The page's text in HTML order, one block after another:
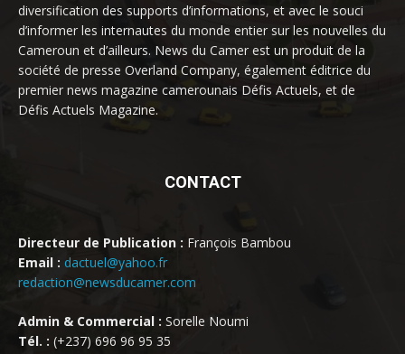
diversification des supports d’informations, et avec le souci
d’informer les internautes du monde entier sur les nouvelles du
Cameroun et d’ailleurs. News du Camer est un produit de la
société de presse Overland Company, également éditrice du
premier news magazine camerounais Défis Actuels, et de
Défis Actuels Magazine.
CONTACT
Directeur de Publication : François Bambou
Email : dactuel@yahoo.fr
redaction@newsducamer.com
Admin & Commercial : Sorelle Noumi
Tél. : (+237) 696 96 95 35